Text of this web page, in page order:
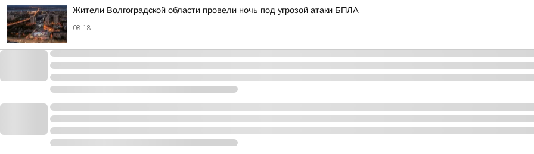
Жители Волгоградской области провели ночь под угрозой атаки БПЛА
08:18